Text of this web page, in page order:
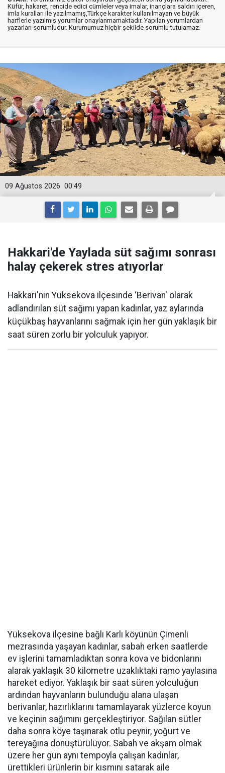
Küfür, hakaret, rencide edici cümleler veya imalar, inançlara saldırı içeren,
imla kuralları ile yazılmamış,Türkçe karakter kullanılmayan ve büyük
harflerle yazılmış yorumlar onaylanmamaktadır. Yapılan yorumlardan
yazarları sorumludur. Kurumumuz hiçbir şekilde sorumlu tutulamaz.
00:49
09 Ağustos 2026
Hakkari'de Yaylada süt sağımı sonrası
halay çekerek stres atıyorlar
Hakkari'nin Yüksekova ilçesinde ‘Berivan' olarak
adlandırılan süt sağımı yapan kadınlar, yaz aylarında
küçükbaş hayvanlarını sağmak için her gün yaklaşık bir
saat süren zorlu bir yolculuk yapıyor.
Yüksekova ilçesine bağlı Karlı köyünün Çimenli
mezrasında yaşayan kadınlar, sabah erken saatlerde
ev işlerini tamamladıktan sonra kova ve bidonlarını
alarak yaklaşık 30 kilometre uzaklıktaki ramo yaylasına
hareket ediyor. Yaklaşık bir saat süren yolculuğun
ardından hayvanların bulunduğu alana ulaşan
berivanlar, hazırlıklarını tamamlayarak yüzlerce koyun
ve keçinin sağımını gerçekleştiriyor. Sağılan sütler
daha sonra köye taşınarak otlu peynir, yoğurt ve
tereyağına dönüştürülüyor. Sabah ve akşam olmak
üzere her gün aynı tempoyla çalışan kadınlar,
ürettikleri ürünlerin bir kısmını satarak aile